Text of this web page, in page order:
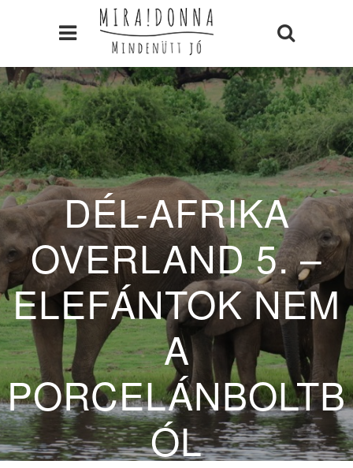
DÉL-AFRIKA
OVERLAND 5. –
ELEFÁNTOK NEM
A
PORCELÁNBOLTB
ÓL